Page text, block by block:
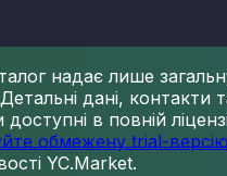
надає лише
дані, контакти
доступні в повній
обмежену trial-
YC.Market.